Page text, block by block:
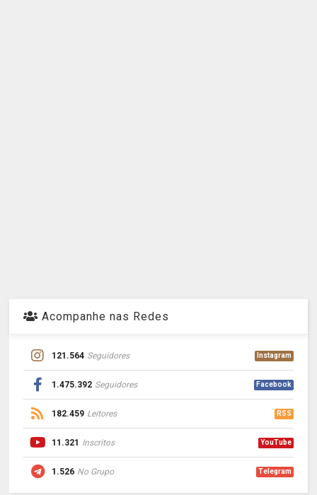
Acompanhe nas Redes
121.564 Seguidores Instagram
1.475.392 Seguidores Facebook
182.459 Leitores RSS
11.321 Inscritos YouTube
1.526 No Grupo Telegram